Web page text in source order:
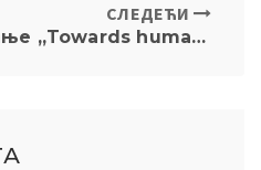
СЛЕДЕЋИ
Одржано предавање „Towards human rights, democracy and rule of law“